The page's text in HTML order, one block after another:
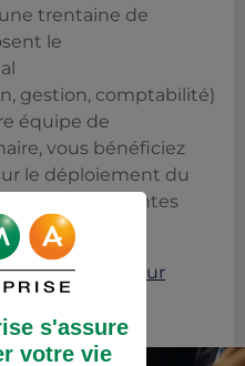
s'assure
votre vie
trentaine de
le
gestion, comptabilité)
équipe de
vous bénéficiez
le déploiement du
les différentes
INI et leur